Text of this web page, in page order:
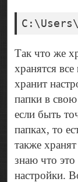
Так что же
хранятся
хранит
папки в
если быть
папках, то
также
знаю что
настройки.